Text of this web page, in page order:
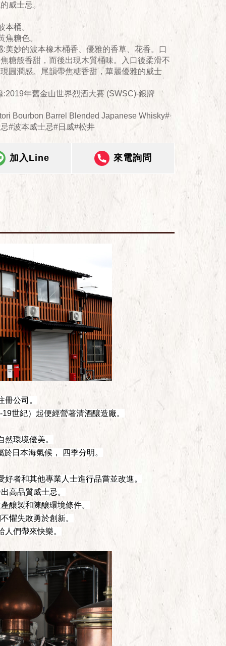
威士忌。
本桶。
焦糖色。
:美妙的波本橡木桶香、優雅的香草、花香。口
糖般香甜，而後出現木質桶味。入口後柔滑不
圓潤感。尾韻帶焦糖香甜，華麗優雅的威士
:2019年舊金山世界烈酒大賽 (SWSC)-銀牌
Bourbon Barrel Blended Japanese Whisky#
#波本威士忌#日威#松井
加入Line 來電詢問
公司。
世紀）起便經營著清酒釀造廠。
然環境優美。
日本海氣候， 四季分明。
者和其他專業人士進行品嘗並改進。
高品質威士忌。
釀製和陳釀環境條件。
懼失敗勇於創新。
們帶來快樂。